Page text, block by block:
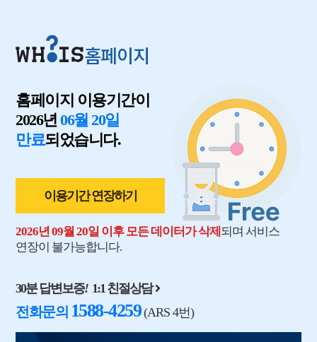
홈페이지
홈페이지 이용기간이
2026년06월 20일
만료되었습니다.
이용기간 연장하기
2026년 09월 20일 이후 모든 데이터가 삭제 되며 서비스
연장이 불가능합니다.
30분 답변보증!1:1 친절상담
전화문의 1588-4259(ARS 4번)